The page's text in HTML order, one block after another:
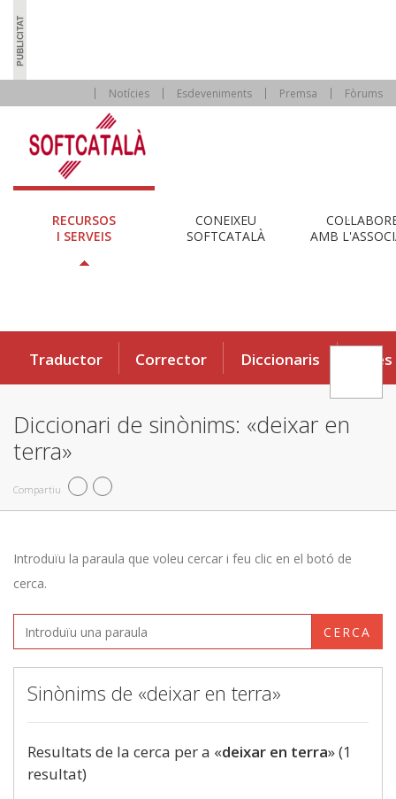
Notícies Esdeveniments Premsa Fòrums
RECURSOS
I SERVEIS
CONEIXEU
SOFTCATALÀ
AMB
Traductor Corrector Diccionaris Eines
Diccionari de sinònims: «deixar en
terra»
Compartiu
Introduïu la paraula que voleu cercar i feu clic en el botó de
cerca.
CERCA
Sinònims de «deixar en terra»
Resultats de la cerca per a «deixar en terra» (1
resultat)